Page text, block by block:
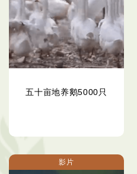
五十亩地养鹅5000只
影片